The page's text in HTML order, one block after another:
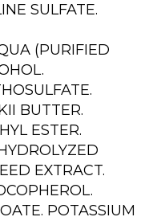
SULFATE.
(PURIFIED
BUTTER.
ESTER.
EXTRACT.
POTASSIUM